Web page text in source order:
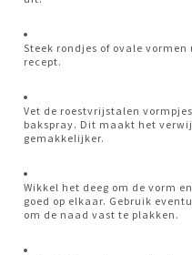
Steek rondjes of ovale
recept.
Vet de roestvrijstalen
bakspray. Dit maakt het
gemakkelijker.
Wikkel het deeg om de vorm
goed op elkaar. Gebruik
om de naad vast te plakken.